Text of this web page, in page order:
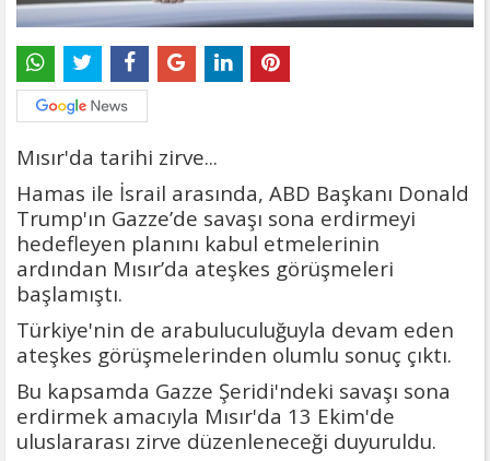
Mısır'da tarihi zirve...
Hamas ile İsrail arasında, ABD Başkanı Donald
Trump'ın Gazze’de savaşı sona erdirmeyi
hedefleyen planını kabul etmelerinin
ardından Mısır’da ateşkes görüşmeleri
başlamıştı.
Türkiye'nin de arabuluculuğuyla devam eden
ateşkes görüşmelerinden olumlu sonuç çıktı.
Bu kapsamda Gazze Şeridi'ndeki savaşı sona
erdirmek amacıyla Mısır'da 13 Ekim'de
uluslararası zirve düzenleneceği duyuruldu.